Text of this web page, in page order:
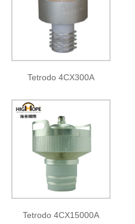
Tetrodo 4CX300A
Tetrodo 4CX15000A